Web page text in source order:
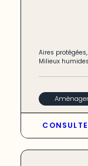
Aires protégées
Milieux humides